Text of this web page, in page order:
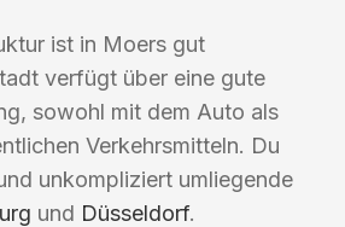
ist in Moers gut
verfügt über eine gute
sowohl mit dem Auto als
Verkehrsmitteln. Du
unkompliziert umliegende
und Düsseldorf.